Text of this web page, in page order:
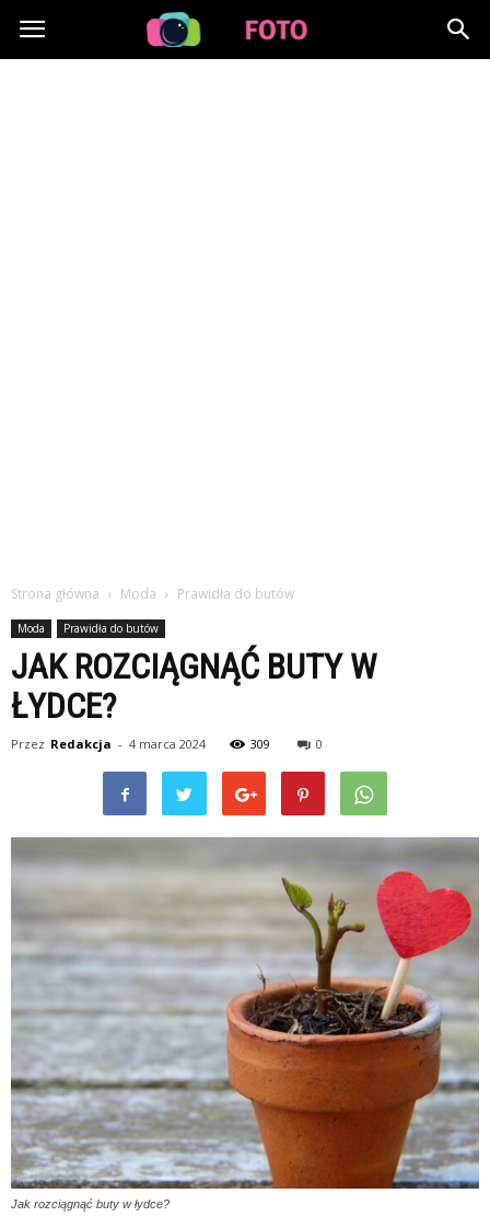
Lafoto.pl
Strona główna Moda Prawidła do butów
Moda Prawidła do butów
JAK ROZCIĄGNĄĆ BUTY W
ŁYDCE?
Przez Redakcja - 4 marca 2024 309 0
Jak rozciągnąć buty w łydce?